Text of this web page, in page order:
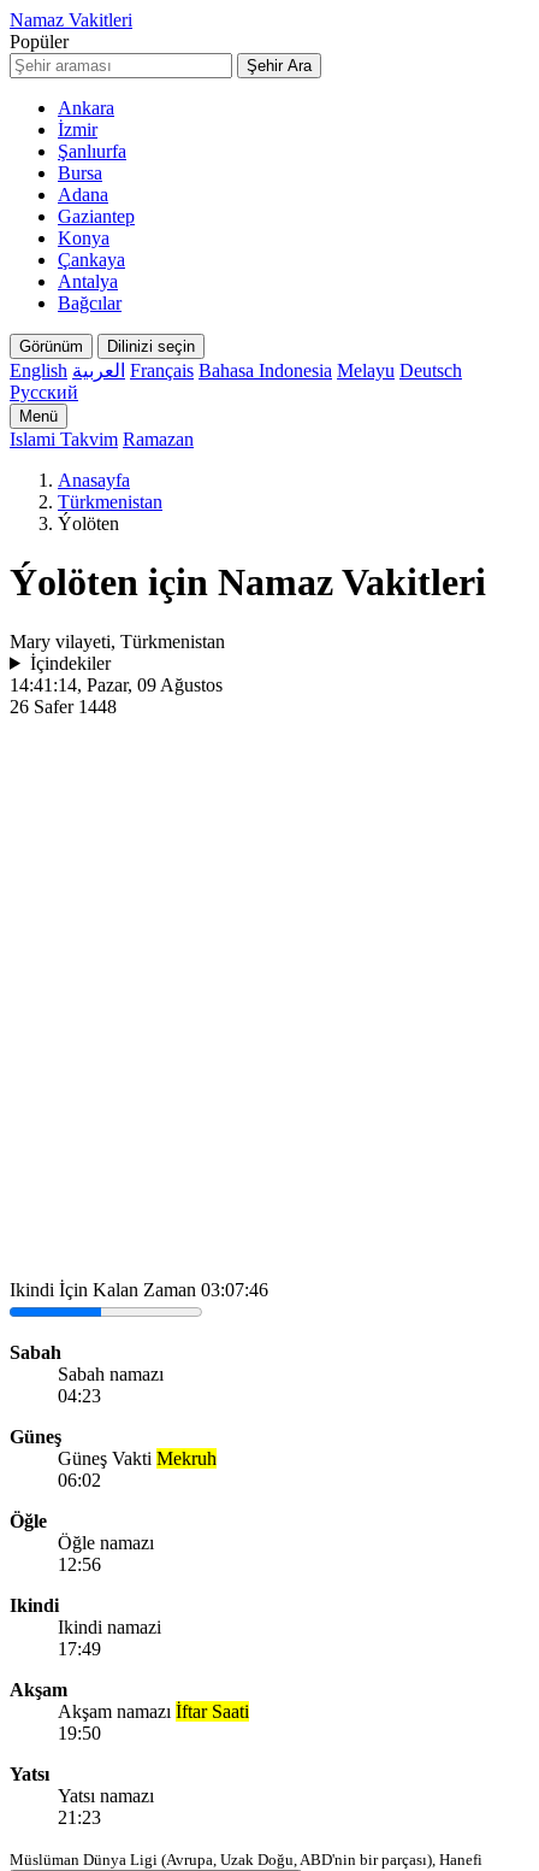
Namaz Vakitleri
Popüler
Şehir Ara
Ankara
İzmir
Şanlıurfa
Bursa
Adana
Gaziantep
Konya
Çankaya
Antalya
Bağcılar
Görünüm Dilinizi seçin
English العربية Français Bahasa Indonesia Melayu Deutsch
Русский
Menü
Islami Takvim Ramazan
Anasayfa
Türkmenistan
Ýolöten
Ýolöten için Namaz Vakitleri
Mary vilayeti, Türkmenistan
İçindekiler
14:41:14, Pazar, 09 Ağustos
26 Safer 1448
Ikindi İçin Kalan Zaman 03:07:46
Sabah
Sabah namazı
04:23
Güneş
Güneş Vakti Mekruh
06:02
Öğle
Öğle namazı
12:56
Ikindi
Ikindi namazi
17:49
Akşam
Akşam namazı İftar Saati
19:50
Yatsı
Yatsı namazı
21:23
Müslüman Dünya Ligi (Avrupa, Uzak Doğu, ABD'nin bir parçası), Hanefi